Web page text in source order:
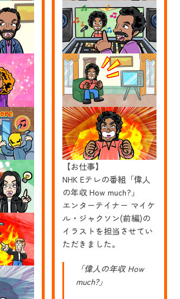
【お仕事】
NHK Eテレの番組「偉人
の年収 How much?」
エンターテイナー マイケ
ル・ジャクソン(前編)の
イラストを担当させてい
ただきました。
「偉人の年収 How
much?」